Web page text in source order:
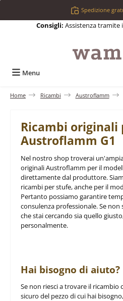
Passa al contenuto principale
Spedizione
Consigli: Assistenza tramite
Menu
Home Ricambi Austroflamm
Ricambi originali
Austroflamm G1
Nel nostro shop troverai
originali Austroflamm per il
direttamente dal produttore.
ricambi per stufe, anche per il
Pertanto possiamo garantire
consulenza professionale. Se non
che stai cercando sia quello
personalmente.
Hai bisogno di aiuto?
Se non riesci a trovare il ricambio
sicuro del pezzo di cui hai